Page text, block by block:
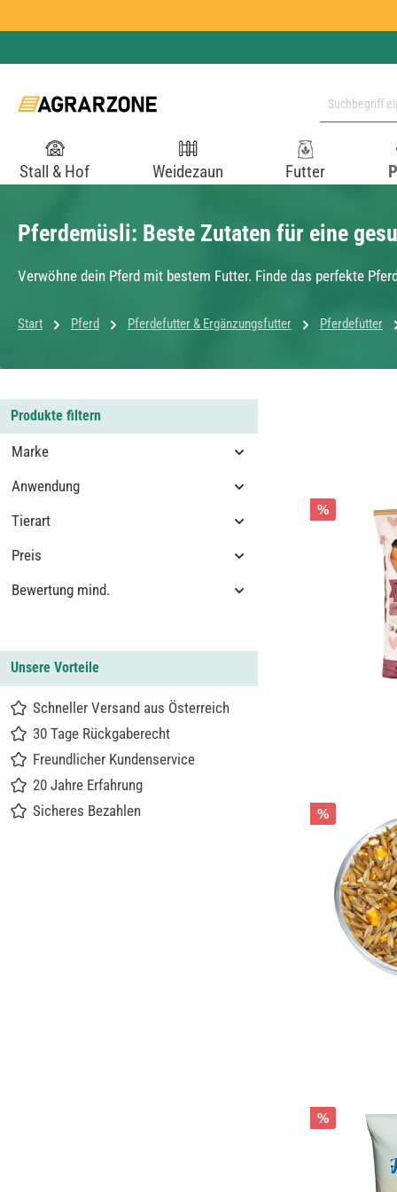
Stall & Hof Weidezaun Futter
Pferdemüsli: Beste Zutaten für eine
Verwöhne dein Pferd mit bestem Futter. Finde das perfekte
Start Pferd Pferdefutter & Ergänzungsfutter Pferdefutter
Produkte filtern
Marke
Anwendung
Tierart
Preis
Bewertung mind.
Unsere Vorteile
Schneller Versand aus Österreich
30 Tage Rückgaberecht
Freundlicher Kundenservice
20 Jahre Erfahrung
Sicheres Bezahlen
%
%
%